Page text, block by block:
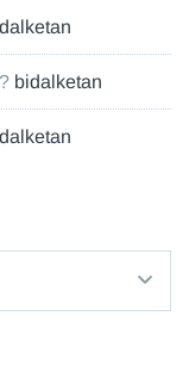
bidalketan